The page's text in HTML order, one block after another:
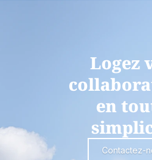
Logez
en
Contactez-